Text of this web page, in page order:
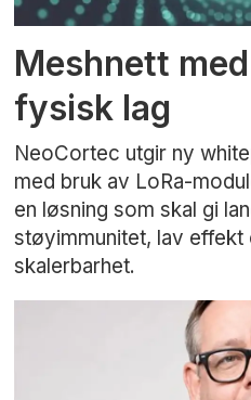
Meshnett
fysisk lag
NeoCortec utgir ny
med bruk av LoRa-
en løsning som skal gi
støyimmunitet, lav effekt
skalerbarhet.